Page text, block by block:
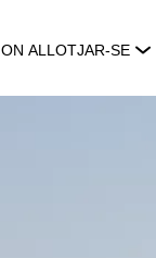
ON ALLOTJAR-SE